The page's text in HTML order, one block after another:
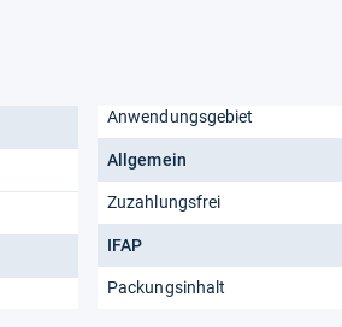
Anwendungsgebiet
Allgemein
Zuzahlungsfrei
IFAP
Packungsinhalt